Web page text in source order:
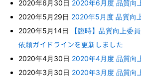
2020年6月30日 2020年6月度 品質向
2020年5月29日 2020年5月度 品質向
2020年5月14日
【臨時】品質向上委
依頼ガイドラインを更新しました
2020年4月30日 2020年4月度 品質向
2020年3月30日 2020年3月度 品質向